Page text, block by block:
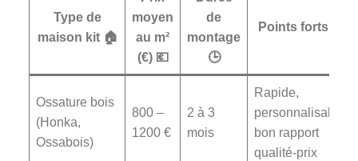
Type de
maison kit 🏠
moyen
au m²
(€) 💶
de
montage
🕒
Points forts 🌟
Ossature bois
(Honka,
Ossabois)
800 –
1200 €
2 à 3
mois
Rapide,
personnalisable,
bon rapport
qualité-prix